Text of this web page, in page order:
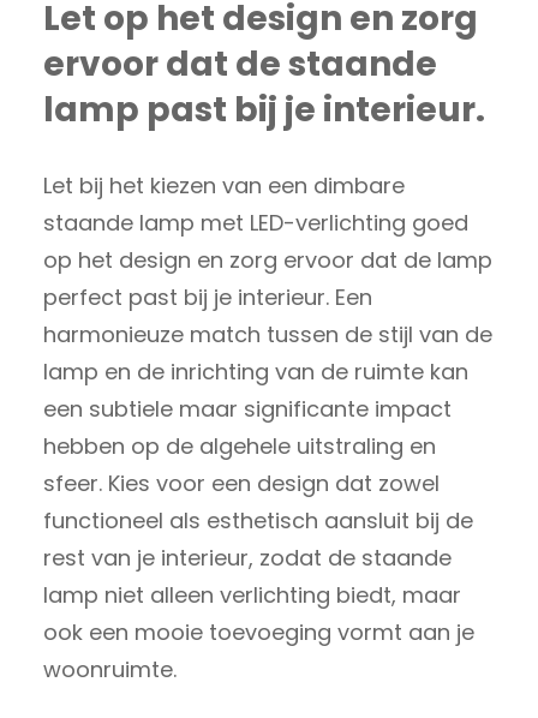
Let op het design en zorg
ervoor dat de staande
lamp past bij je interieur.
Let bij het kiezen van een dimbare
staande lamp met LED-verlichting goed
op het design en zorg ervoor dat de lamp
perfect past bij je interieur. Een
harmonieuze match tussen de stijl van de
lamp en de inrichting van de ruimte kan
een subtiele maar significante impact
hebben op de algehele uitstraling en
sfeer. Kies voor een design dat zowel
functioneel als esthetisch aansluit bij de
rest van je interieur, zodat de staande
lamp niet alleen verlichting biedt, maar
ook een mooie toevoeging vormt aan je
woonruimte.